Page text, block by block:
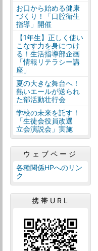
お口から始める健康
づくり！「口腔衛生
指導」開催
【1年生】正しく使い
こなす力を身につけ
る！生活指導部企画
「情報リテラシー講
座」
夏の大きな舞台へ！
熱いエールが送られ
た部活動壮行会
学校の未来を託す！
「生徒会役員改選
立会演説会」実施
ウェブページ
各種関係HPへのリン
ク
携帯URL